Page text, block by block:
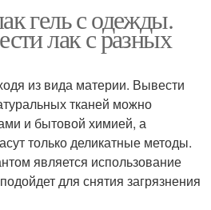
гель с одежды.
лак с разных
из вида материи. Вывести
тканей можно
и бытовой химией, а
только деликатные методы.
является использование
для снятия загрязнения